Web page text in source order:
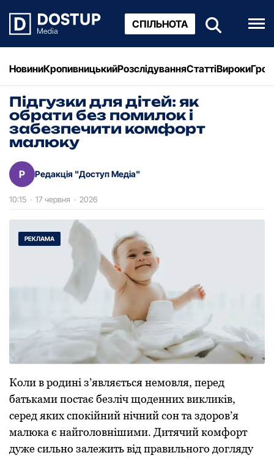
СПІЛЬНОТА
НовиниКропивницькийРозслідуванняСтаттіВироки
Підгузки для дітей: як
обрати без помилок і
забезпечити комфорт
малюку
Р Редакція "Доступ Медіа"
10:15 · 17 червня · 2026
Коли в родині з’являється немовля, перед
батьками постає безліч щоденних викликів,
серед яких спокійний нічний сон та здоров’я
малюка є найголовнішими. Дитячий комфорт
дуже сильно залежить від правильного догляду